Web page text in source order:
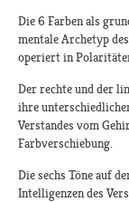
Die 6 Farben als
mentale Archetyp
operiert in
Der rechte und der
ihre
Verstandes vom
Farbverschiebung.
Die sechs Töne auf
Intelligenzen des